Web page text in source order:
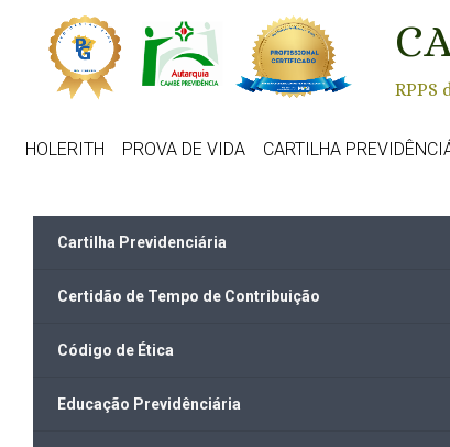
Skip to main content
RPPS
HOLERITH PROVA DE VIDA CARTILHA
Cartilha Previdenciária
Certidão de Tempo de Contribuição
Código de Ética
Educação Previdênciária